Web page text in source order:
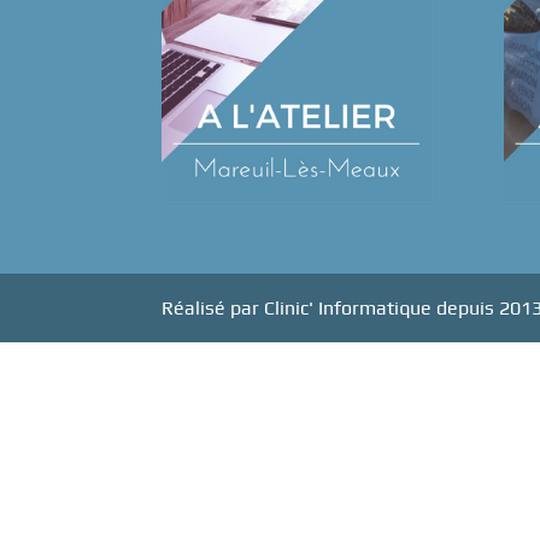
Réalisé par Clinic' Informatique depuis